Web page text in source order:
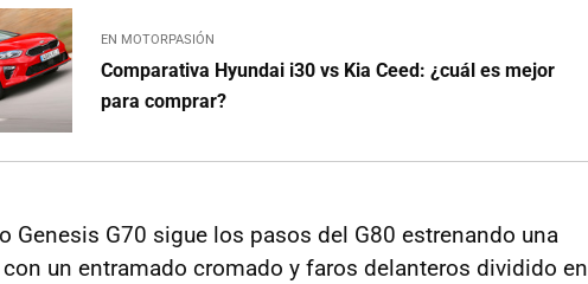
EN MOTORPASIÓN
Comparativa Hyundai i30 vs Kia Ceed: ¿cuál es mejor
para comprar?
Genesis G70 sigue los pasos del G80 estrenando una
con un entramado cromado y faros delanteros dividido en